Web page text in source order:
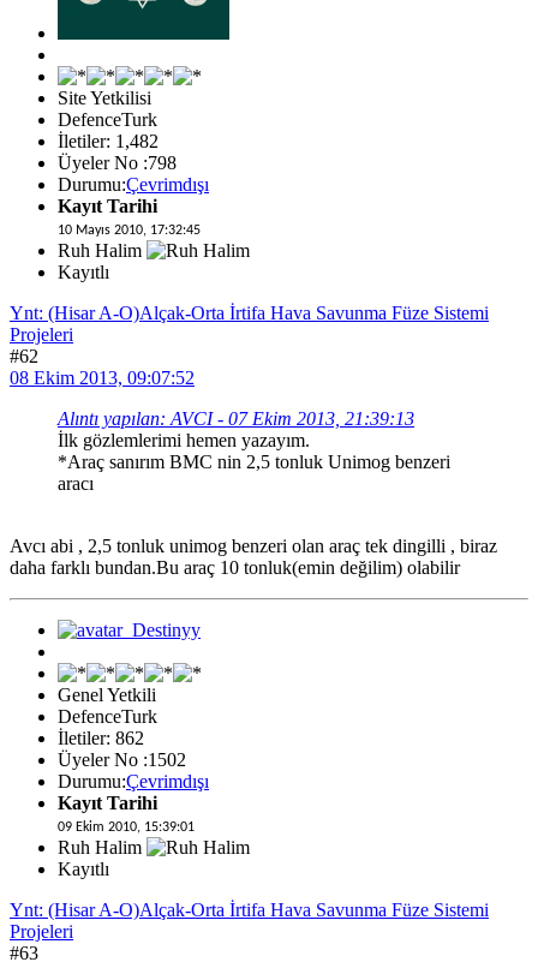
Site Yetkilisi
DefenceTurk
İletiler: 1,482
Üyeler No :798
Durumu:Çevrimdışı
Kayıt Tarihi
10 Mayıs 2010, 17:32:45
Ruh Halim
Kayıtlı
Ynt: (Hisar A-O)Alçak-Orta İrtifa Hava Savunma Füze Sistemi
Projeleri
#62
08 Ekim 2013, 09:07:52
Alıntı yapılan: AVCI - 07 Ekim 2013, 21:39:13
İlk gözlemlerimi hemen yazayım.
*Araç sanırım BMC nin 2,5 tonluk Unimog benzeri
aracı
Avcı abi , 2,5 tonluk unimog benzeri olan araç tek dingilli , biraz
daha farklı bundan.Bu araç 10 tonluk(emin değilim) olabilir
Genel Yetkili
DefenceTurk
İletiler: 862
Üyeler No :1502
Durumu:Çevrimdışı
Kayıt Tarihi
09 Ekim 2010, 15:39:01
Ruh Halim
Kayıtlı
Ynt: (Hisar A-O)Alçak-Orta İrtifa Hava Savunma Füze Sistemi
Projeleri
#63